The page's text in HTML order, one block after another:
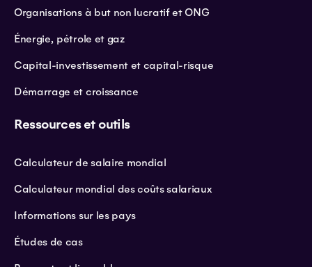
Organisations à but non lucratif et ONG
Énergie, pétrole et gaz
Capital-investissement et capital-risque
Démarrage et croissance
Ressources et outils
Calculateur de salaire mondial
Calculateur mondial des coûts salariaux
Informations sur les pays
Études de cas